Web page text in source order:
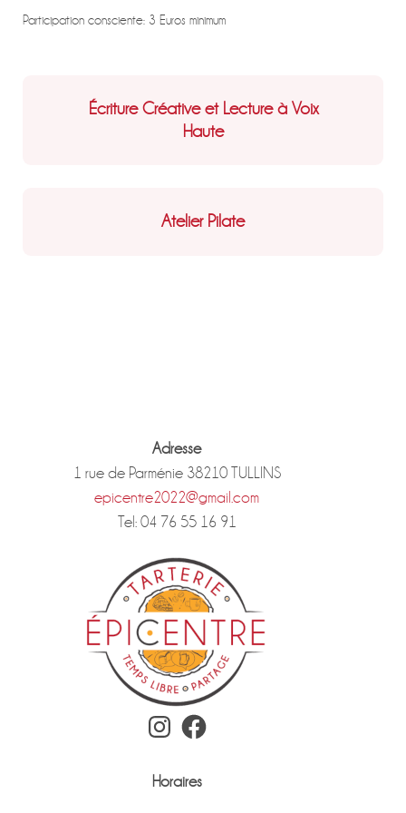
Participation consciente: 3 Euros minimum
Écriture Créative et Lecture à Voix
Haute
Atelier Pilate
Adresse
1 rue de Parménie 38210 TULLINS
epicentre2022@gmail.com
Tel: 04 76 55 16 91
Instagram Facebook
Horaires